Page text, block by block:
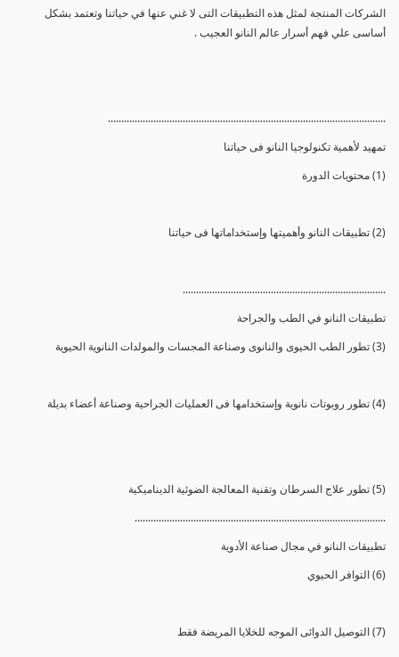
الشركات المنتجة لمثل هذه التطبيقات التى لا غني عنها في حياتنا وتعتمد بشكل
أساسى علي فهم أسرار عالم النانو العجيب .
........................................................................................................
تمهيد لأهمية تكنولوجيا النانو فى حياتنا
(1) محتويات الدورة
(2) تطبيقات النانو وأهميتها وإستخداماتها فى حياتنا
............................................................................
تطبيقات النانو في الطب والجراحة
(3) تطور الطب الحيوى والنانوى وصناعة المجسات والمولدات النانوية الحيوية
(4) تطور روبوتات نانوية وإستخدامها فى العمليات الجراحية وصناعة أعضاء بديلة
(5) تطور علاج السرطان وتقنية المعالجة الضوئية الديناميكية
..............................................................................................
تطبيقات النانو في مجال صناعة الأدوية
(6) التوافر الحيوي
(7) التوصيل الدوائى الموجه للخلايا المريضة فقط